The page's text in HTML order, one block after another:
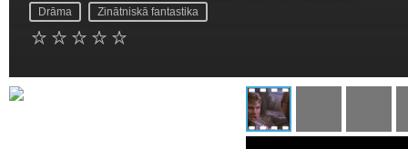
Drāma Zinātniskā fantastika